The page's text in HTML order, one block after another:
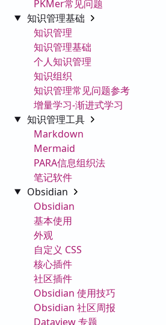
PKMer常见问题
知识管理基础
知识管理
知识管理基础
个人知识管理
知识组织
知识管理常见问题参考
增量学习-渐进式学习
知识管理工具
Markdown
Mermaid
PARA信息组织法
笔记软件
Obsidian
Obsidian
基本使用
外观
自定义 CSS
核心插件
社区插件
Obsidian 使用技巧
Obsidian 社区周报
Dataview 专题